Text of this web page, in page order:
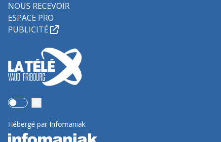
NOUS RECEVOIR
ESPACE PRO
PUBLICITÉ
Use setting
Hébergé par Infomaniak